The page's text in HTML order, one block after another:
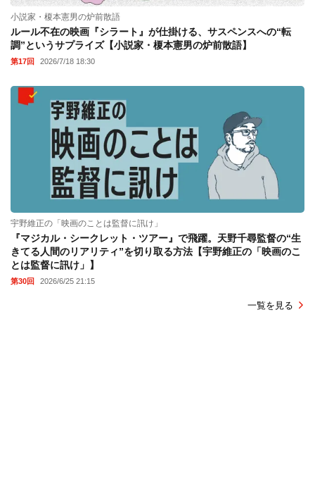
小説家・榎本憲男の炉前散語
ルール不在の映画『シラート』が仕掛ける、サスペンスへの“転
調”というサプライズ【小説家・榎本憲男の炉前散語】
第17回 2026/7/18 18:30
宇野維正の「映画のことは監督に訊け」
『マジカル・シークレット・ツアー』で飛躍。天野千尋監督の“生
きてる人間のリアリティ”を切り取る方法【宇野維正の「映画のこ
とは監督に訊け」】
第30回 2026/6/25 21:15
一覧を見る